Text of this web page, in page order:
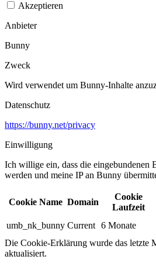
Akzeptieren
Anbieter
Bunny
Zweck
Wird verwendet um Bunny-Inhalte
Datenschutz
https://bunny.net/privacy
Einwilligung
Ich willige ein, dass die eingebundenen
werden und meine IP an Bunny
Cookie Name Domain
Cookie
Laufzeit
umb_nk_bunny Current 6 Monate
Die Cookie-Erklärung wurde das letzte
aktualisiert.